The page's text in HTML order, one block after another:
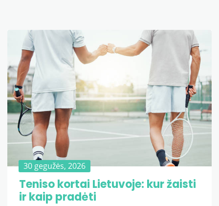
30 gegužės, 2026
Teniso kortai Lietuvoje: kur žaisti
ir kaip pradėti